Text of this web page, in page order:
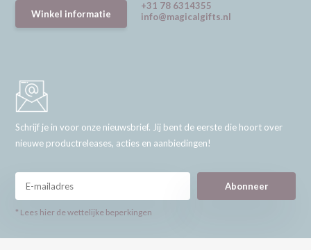
Winkel informatie
+31 78 6314355
info@magicalgifts.nl
Schrijf je in voor onze nieuwsbrief. Jij bent de eerste die hoort over
nieuwe productreleases, acties en aanbiedingen!
Abonneer
* Lees hier de wettelijke beperkingen